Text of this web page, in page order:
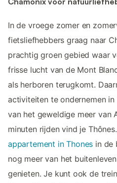
In de vroege zomer en
fietsliefhebbers graag naar
prachtig groen gebied waar
frisse lucht van de Mont
als herboren terugkomt.
activiteiten te ondernemen
van het geweldige meer van
minuten rijden vind je
appartement in Thones in de
nog meer van het
genieten. Je kunt ook de